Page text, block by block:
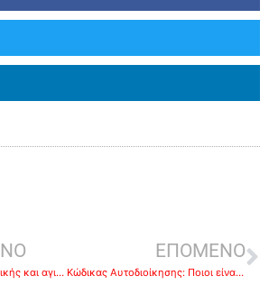
Άργος: Έκθεση ζωγραφικής και αγιογραφίας από τους μαθητές του Ρήγα Ρηγόπουλου
ΕΠΟΜΕΝΟ
Κώδικας Αυτοδιοίκησης: Ποιοι είναι οι νέοι κανόνες για τις εκλογές του 2028